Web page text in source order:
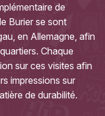
de
Burier se sont
en Allemagne, afin
Chaque
sur ces visites afin
impressions sur
de durabilité.